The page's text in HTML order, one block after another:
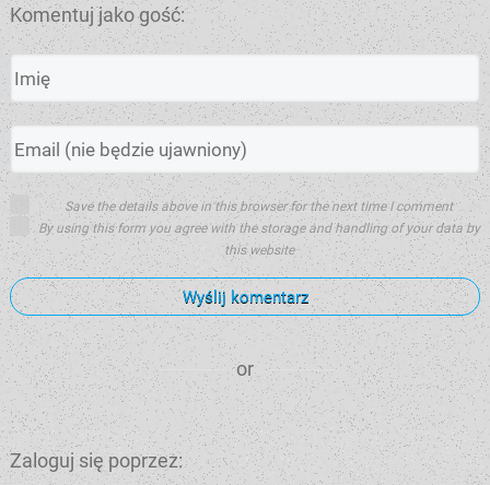
Komentuj jako gość:
Save the details above in this browser for the next time I comment
By using this form you agree with the storage and handling of your data by
this website
Wyślij komentarz
or
Zaloguj się poprzez: